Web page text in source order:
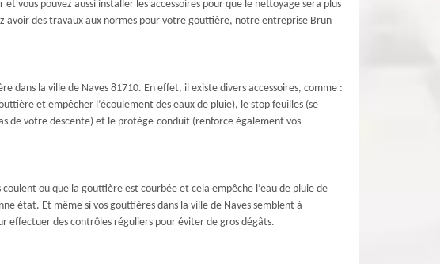
vous pouvez aussi installer les accessoires pour que le nettoyage sera plus
avoir des travaux aux normes pour votre gouttière, notre entreprise Brun
dans la ville de Naves 81710. En effet, il existe divers accessoires, comme :
et empêcher l’écoulement des eaux de pluie), le stop feuilles (se
de votre descente) et le protège-conduit (renforce également vos
ou que la gouttière est courbée et cela empêche l’eau de pluie de
état. Et même si vos gouttières dans la ville de Naves semblent à
effectuer des contrôles réguliers pour éviter de gros dégâts.